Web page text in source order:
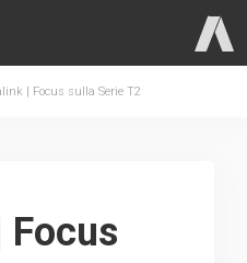
| Focus sulla Serie T2
Focus